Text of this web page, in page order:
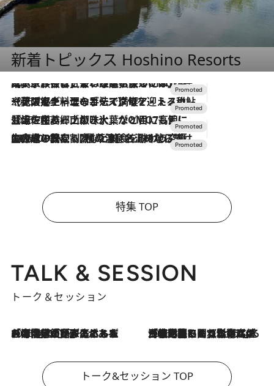
新着トピックス Hoshino Resorts
2026.7.31
【ホテル帰省】という選択肢をOMOが提案。家族とほどよい距離を保つには「昼は実家、夜は気兼ねなくホテルで！」
2026.7.24
【夏限定ディナーコース】旬を迎える稚鮎や花ズッキーニなどをイタリア・トスカーナの郷土料理の手法で満喫！
2026.7.17
「土佐和ハーブかき氷」がOMO7高知に登場！生姜、山椒、大葉など目にも舌にも涼を呼ぶ郷土の味
2026.7.10
NEW OPEN！【界 草津】名湯の地に誕生。趣の異なる2種の温泉と上州ならではの会席・蕎麦割烹など美食を味わう究極の癒やし旅
特集 TOP
TALK & SESSION
トーク＆セッション
2026.8.3
「今後値上げがあるとすれば…」「リスクがあるのは今年の冬」エネルギー専門家が語る、ホルムズ海峡封鎖が家庭にもたらす“ある心配” 2026.8.3
「住宅建てられない…」「サーチャージ料の高値が続いている」ホルムズ海峡封鎖による影響はいつまで続く？《エネルギー専門家に聞く“どうなる日本の暮らし”》
トーク&セッション TOP